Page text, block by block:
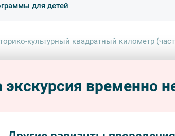
для детей
культурный квадратный километр
экскурсия временно